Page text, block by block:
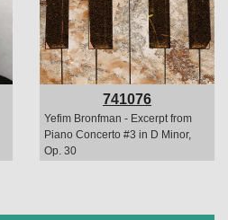
741076
Yefim Bronfman - Excerpt from
Piano Concerto #3 in D Minor,
Op. 30